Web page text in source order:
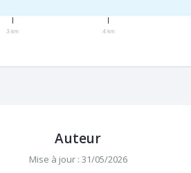
3 km 4 km
Auteur
Mise à jour : 31/05/2026